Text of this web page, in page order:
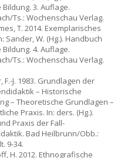
3. Auflage.
Ts.: Wochenschau Verlag.
T. 2014. Exemplarisches
Sander, W. (Hg.). Handbuch
4. Auflage.
Ts.: Wochenschau Verlag.
F.-J. 1983. Grundlagen der
– Historische
– Theoretische Grundlagen –
Praxis. In: ders. (Hg.).
Praxis der Fall-
Bad Heilbrunn/Obb.:
9-34.
H. 2012. Ethnografische